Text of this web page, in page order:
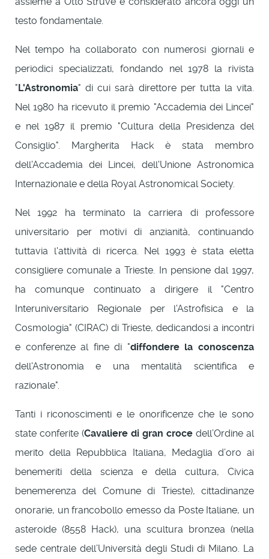
testo fondamentale.
Nel tempo ha collaborato con numerosi giornali e
periodici specializzati, fondando nel 1978 la rivista
"L'Astronomia" di cui sarà direttore per tutta la vita.
Nel 1980 ha ricevuto il premio "Accademia dei Lincei"
e nel 1987 il premio "Cultura della Presidenza del
Consiglio". Margherita Hack è stata membro
dell'Accademia dei Lincei, dell'Unione Astronomica
Internazionale e della Royal Astronomical Society.
Nel 1992 ha terminato la carriera di professore
universitario per motivi di anzianità, continuando
tuttavia l'attività di ricerca. Nel 1993 è stata eletta
consigliere comunale a Trieste. In pensione dal 1997,
ha comunque continuato a dirigere il "Centro
Interuniversitario Regionale per l'Astrofisica e la
Cosmologia" (CIRAC) di Trieste, dedicandosi a incontri
e conferenze al fine di "diffondere la conoscenza
dell'Astronomia e una mentalità scientifica e
razionale".
Tanti i riconoscimenti e le onorificenze che le sono
state conferite (Cavaliere di gran croce dell’Ordine al
merito della Repubblica Italiana, Medaglia d’oro ai
benemeriti della scienza e della cultura, Civica
benemerenza del Comune di Trieste), cittadinanze
onorarie, un francobollo emesso da Poste Italiane, un
asteroide (8558 Hack), una scultura bronzea (nella
sede centrale dell’Università degli Studi di Milano. La